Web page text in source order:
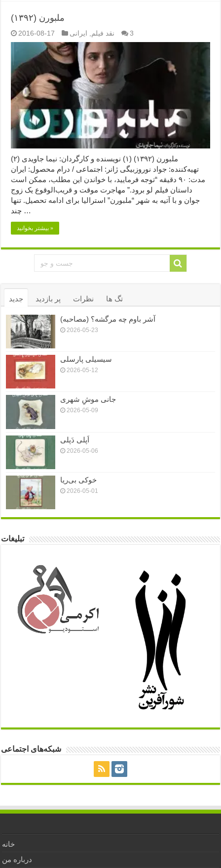
ملبورن (۱۳۹۲)
2016-08-17 نقد فیلم, ایرانی 3
ملبورن (۱۳۹۲) (۱) نویسنده و کارگردان: نیما جاویدی (۲)
تهیه‌کننده: جواد نوروزبیگی ژانر: اجتماعی / درام محصول: ایران
مدت: ۹۰ دقیقه “توجه فرمایید،‌ با خواندن این مطلب، ممکن است
داستان فیلم لو برود.” مهاجرت موقت و قریب‌الوقوع یک زوج
جوان و با آتیه به شهر “ملبورن” استرالیا برای ادامه تحصیل. تنها
چند …
بیشتر بخوانید »
جدید پر بازدید نظرات تگ ها
آشر باوم چه مرگشه؟ (مصاحبه)
2026-05-23
سیسیلی پارسلی
2026-05-12
جانی موشِ شهری
2026-05-09
اَپلی دَپلی
2026-05-06
خوکی بی‌ریا
2026-05-01
تبلیغات
شبکه‌های اجتماعی
خانه
درباره من